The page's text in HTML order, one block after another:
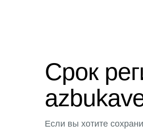
Срок
Если вы хотите